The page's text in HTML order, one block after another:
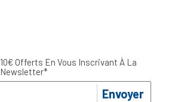
10€ Offerts En Vous Inscrivant À La
Newsletter*
Envoyer